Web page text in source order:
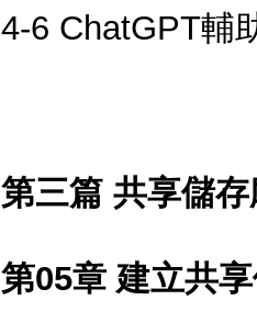
4-6 ChatGPT輔
第三篇 共享儲
第05章 建立共